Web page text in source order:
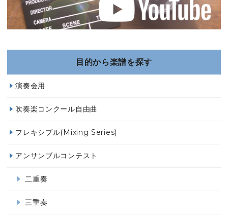
目的から楽譜を探す
演奏会用
吹奏楽コンクール自由曲
フレキシブル(Mixing Series)
アンサンブルコンテスト
二重奏
三重奏